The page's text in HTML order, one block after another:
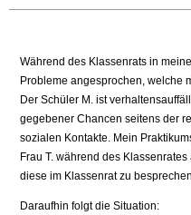
Während des Klassenrats in
Probleme angesprochen, welche
Der Schüler M. ist
gegebener Chancen seitens der
sozialen Kontakte. Mein
Frau T. während des
diese im Klassenrat zu
Daraufhin folgt die Situation: